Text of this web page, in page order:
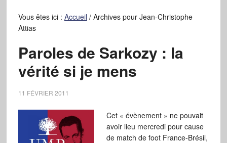
Vous êtes ici : Accueil /Archives pour Jean-Christophe
Attias
Paroles de Sarkozy : la
vérité si je mens
11 FÉVRIER 2011
Cet « évènement » ne pouvait
avoir lieu mercredi pour cause
de match de foot France-Brésil,